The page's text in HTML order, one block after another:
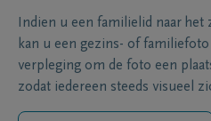
Indien u een familielid naar
kan u een gezins- of familiefoto
verpleging om de foto een
zodat iedereen steeds visueel